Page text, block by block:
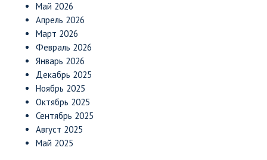
Май 2026
Апрель 2026
Март 2026
Февраль 2026
Январь 2026
Декабрь 2025
Ноябрь 2025
Октябрь 2025
Сентябрь 2025
Август 2025
Май 2025